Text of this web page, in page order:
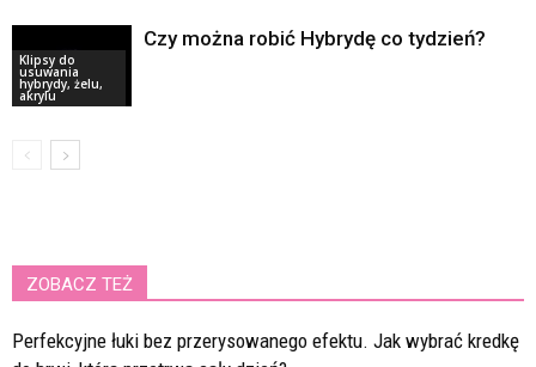
Klipsy do
usuwania
hybrydy, żelu,
akrylu
Czy można robić Hybrydę co tydzień?
ZOBACZ TEŻ
Perfekcyjne łuki bez przerysowanego efektu. Jak wybrać kredkę